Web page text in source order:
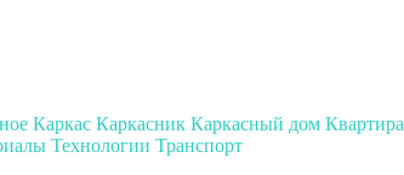
Каркас Каркасник Каркасный дом Квартира
Технологии Транспорт